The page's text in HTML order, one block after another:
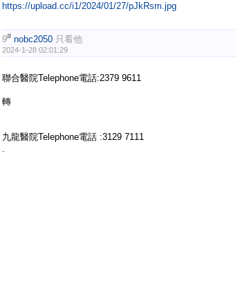
https://upload.cc/i1/2024/01/27/pJkRsm.jpg
9# nobc2050 只看他
2024-1-28 02:01:29
聯合醫院Telephone電話:2379 9611
轉
九龍醫院Telephone電話 :3129 7111